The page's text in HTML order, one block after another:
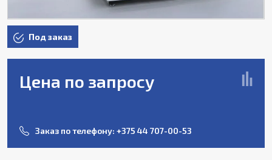
Под заказ
Цена по запросу
Заказ по телефону: +375 44 707-00-53